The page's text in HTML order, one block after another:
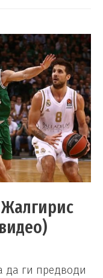
да ги предводи